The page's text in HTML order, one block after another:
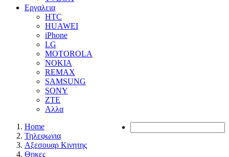
Εργαλεια
HTC
HUAWEI
iPhone
LG
MOTOROLA
NOKIA
REMAX
SAMSUNG
SONY
ZTE
Αλλα
Home
Τηλεφωνια
Αξεσουαρ Κινητης
Θηκες